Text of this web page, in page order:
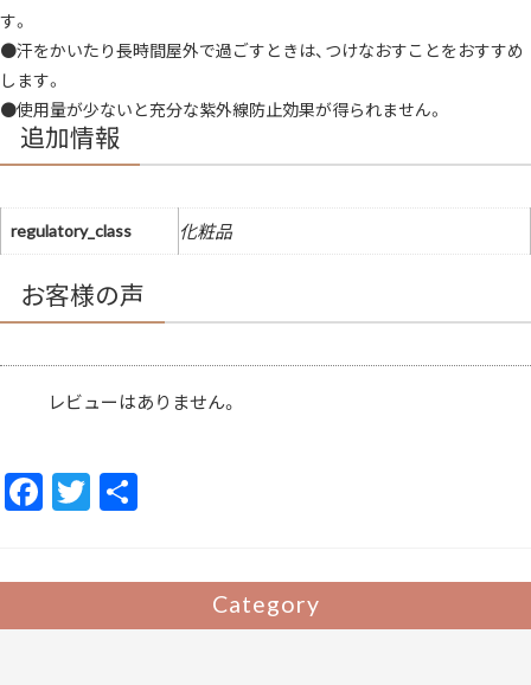
す。
●汗をかいたり長時間屋外で過ごすときは、つけなおすことをおすすめ
します。
●使用量が少ないと充分な紫外線防止効果が得られません。
追加情報
regulatory_class 化粧品
お客様の声
レビューはありません。
F
ac
e
o
T
w
itt
Category